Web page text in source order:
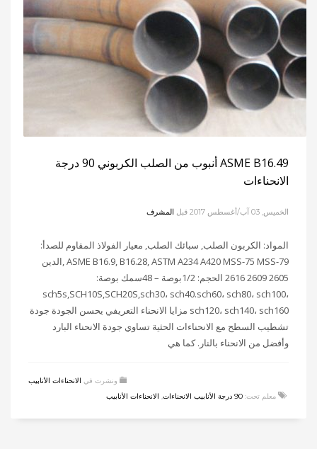
ASME B16.49 أنبوب من الصلب الكربوني 90 درجة
الانحناءات
الخميس, 03 آب/أغسطس 2017 قبل المشرف
المواد: الكربون الصلب, سبائك الصلب, معيار الفولاذ المقاوم للصدأ:
ASME B16.9, B16.28, ASTM A234 A420 MSS-75 MSS-79 ,الدين
2605 2609 2616 الحجم: 1/2بوصة – 48سمك بوصة:
sch5s,SCH10S,SCH20S,sch30، sch40.sch60، sch80، sch100،
sch120، sch140، sch160 مزايا الانحناء التعريفي يحسن الجودة جودة
تشطيب السطح مع الانحناءات الحثية تساوي جودة الانحناء البارد
وأفضل من الانحناء بالنار. كما هي
ونشرت في الانحناءات الأنابيب
معلم تحت: 90 درجة الأنابيب الانحناءات , الانحناءات الأنابيب